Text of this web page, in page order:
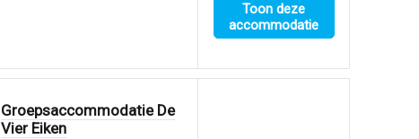
Toon deze
accommodatie
Groepsaccommodatie De
Vier Eiken